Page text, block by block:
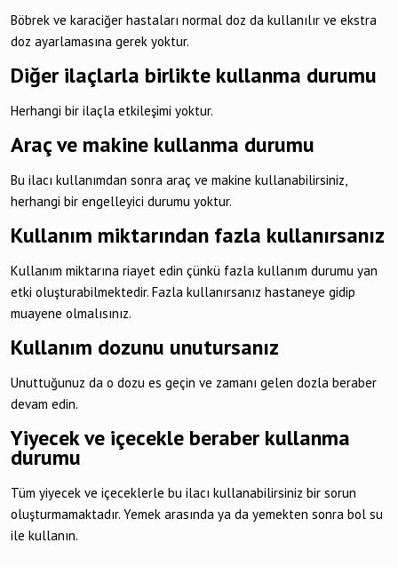
Böbrek ve karaciğer hastaları normal doz da kullanılır ve ekstra
doz ayarlamasına gerek yoktur.
Diğer ilaçlarla birlikte kullanma durumu
Herhangi bir ilaçla etkileşimi yoktur.
Araç ve makine kullanma durumu
Bu ilacı kullanımdan sonra araç ve makine kullanabilirsiniz,
herhangi bir engelleyici durumu yoktur.
Kullanım miktarından fazla kullanırsanız
Kullanım miktarına riayet edin çünkü fazla kullanım durumu yan
etki oluşturabilmektedir. Fazla kullanırsanız hastaneye gidip
muayene olmalısınız.
Kullanım dozunu unutursanız
Unuttuğunuz da o dozu es geçin ve zamanı gelen dozla beraber
devam edin.
Yiyecek ve içecekle beraber kullanma
durumu
Tüm yiyecek ve içeceklerle bu ilacı kullanabilirsiniz bir sorun
oluşturmamaktadır. Yemek arasında ya da yemekten sonra bol su
ile kullanın.